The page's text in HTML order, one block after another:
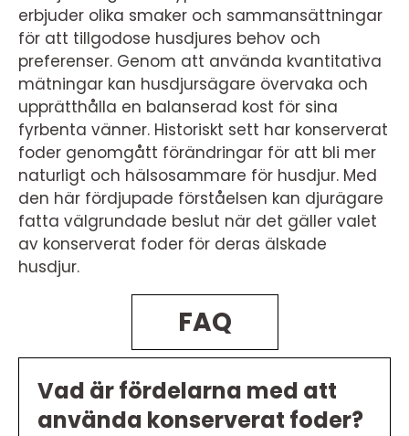
erbjuder olika smaker och sammansättningar
för att tillgodose husdjures behov och
preferenser. Genom att använda kvantitativa
mätningar kan husdjursägare övervaka och
upprätthålla en balanserad kost för sina
fyrbenta vänner. Historiskt sett har konserverat
foder genomgått förändringar för att bli mer
naturligt och hälsosammare för husdjur. Med
den här fördjupade förståelsen kan djurägare
fatta välgrundade beslut när det gäller valet
av konserverat foder för deras älskade
husdjur.
FAQ
Vad är fördelarna med att
använda konserverat foder?